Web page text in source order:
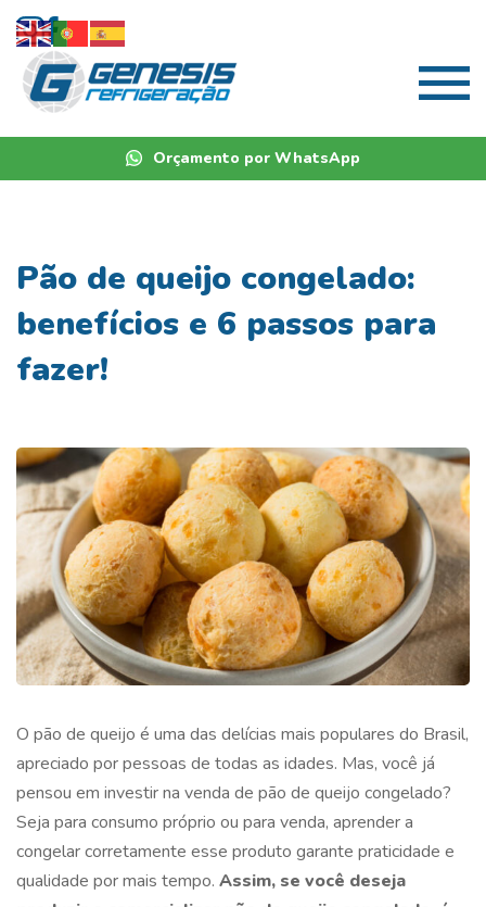
Orçamento por WhatsApp
Pão de queijo congelado:
benefícios e 6 passos para
fazer!
O pão de queijo é uma das delícias mais populares do Brasil,
apreciado por pessoas de todas as idades. Mas, você já
pensou em investir na venda de pão de queijo congelado?
Seja para consumo próprio ou para venda, aprender a
congelar corretamente esse produto garante praticidade e
qualidade por mais tempo. Assim, se você deseja